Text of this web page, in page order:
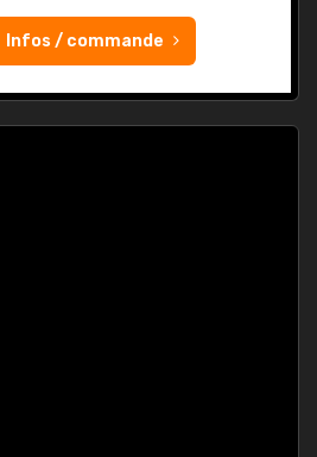
Infos / commande